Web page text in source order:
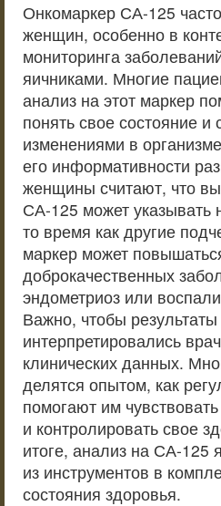
Онкомаркер СА-125
женщин, особенно в
мониторинга
яичниками. Многие
анализ на этот маркер
понять свое состояние и
изменениями в
его информативности
женщины считают, что
СА-125 может указывать
то время как другие
маркер может
доброкачественных
эндометриоз или
Важно, чтобы
интерпретировались
клинических данных.
делятся опытом, как
помогают им
и контролировать свое
итоге, анализ на СА-125
из инструментов в
состояния здоровья.